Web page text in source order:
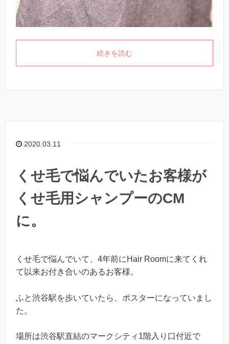
続きを読む
2020.03.11
くせ毛で悩んでいたお客様が
くせ毛用シャンプーのCM
に。
くせ毛で悩んでいて、4年前にHair Roomに来てくれ
て以来お付き合いのあるお客様。
ふと渋谷駅を歩いていたら、ポスターになっていまし
た。
場所は渋谷駅直結のマークシティ1階入り口付近で